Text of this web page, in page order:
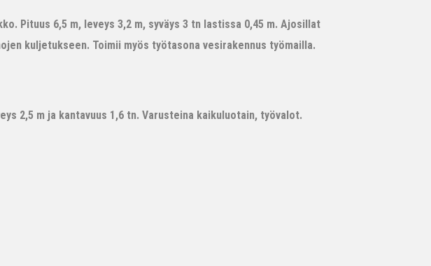
Pituus 6,5 m, leveys 3,2 m, syväys 3 tn lastissa 0,45 m. Ajosillat
kuljetukseen. Toimii myös työtasona vesirakennus työmailla.
2,5 m ja kantavuus 1,6 tn. Varusteina kaikuluotain, työvalot.